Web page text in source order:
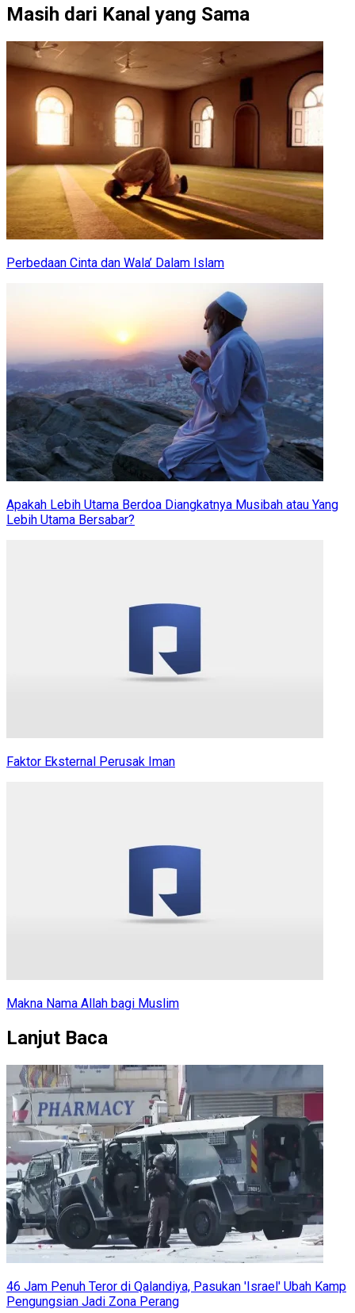
Masih dari Kanal yang Sama
Perbedaan Cinta dan Wala’ Dalam Islam
Apakah Lebih Utama Berdoa Diangkatnya Musibah atau Yang
Lebih Utama Bersabar?
Faktor Eksternal Perusak Iman
Makna Nama Allah bagi Muslim
Lanjut Baca
46 Jam Penuh Teror di Qalandiya, Pasukan 'Israel' Ubah Kamp
Pengungsian Jadi Zona Perang